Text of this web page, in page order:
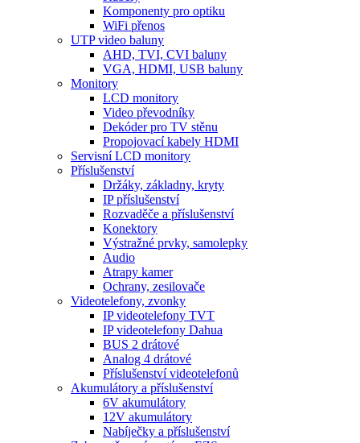
Komponenty pro optiku
WiFi přenos
UTP video baluny
AHD, TVI, CVI baluny
VGA, HDMI, USB baluny
Monitory
LCD monitory
Video převodníky
Dekóder pro TV stěnu
Propojovací kabely HDMI
Servisní LCD monitory
Příslušenství
Držáky, základny, kryty
IP příslušenství
Rozvaděče a příslušenství
Konektory
Výstražné prvky, samolepky
Audio
Atrapy kamer
Ochrany, zesilovače
Videotelefony, zvonky
IP videotelefony TVT
IP videotelefony Dahua
BUS 2 drátové
Analog 4 drátové
Příslušenství videotelefonů
Akumulátory a příslušenství
6V akumulátory
12V akumulátory
Nabíječky a příslušenství